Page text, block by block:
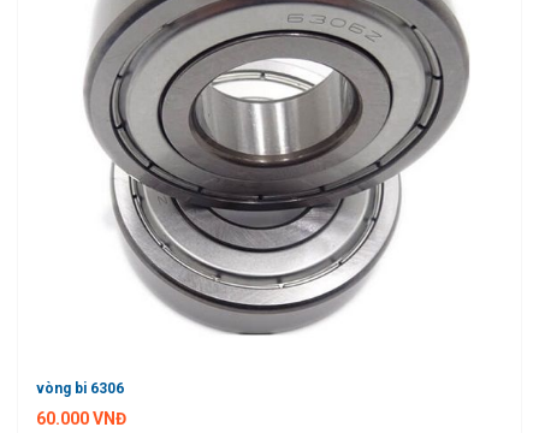
vòng bi 6306
60.000 VNĐ